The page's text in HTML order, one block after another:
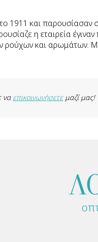
1911 και
η εταιρεία
ρούχων και αρωμάτων.
να επικοινωνήσετεμαζί μας!